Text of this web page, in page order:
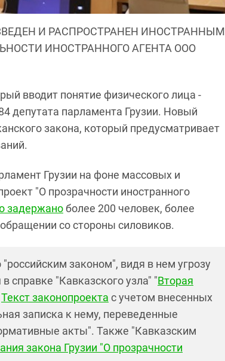
И РАСПРОСТРАНЕН ИНОСТРАННЫМ
ИНОСТРАННОГО АГЕНТА ООО
вводит понятие физического лица -
депутата парламента Грузии. Новый
закона, который предусматривает
Грузии на фоне массовых и
"О прозрачности иностранного
задержаноболее 200 человек, более
со стороны силовиков.
законом", видя в нем угрозу
справке "Кавказского узла" "Вторая
Текст законопроекта с учетом внесенных
записка к нему, переведенные
акты". Также "Кавказским
закона Грузии "О прозрачности